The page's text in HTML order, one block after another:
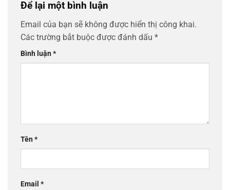
Để lại một bình luận
Email của bạn sẽ không được hiển thị công khai.
Các trường bắt buộc được đánh dấu *
Bình luận*
Tên*
Email *